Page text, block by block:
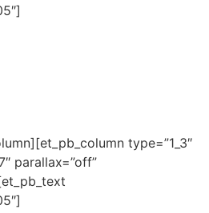
type=”1_3″
parallax=”off”